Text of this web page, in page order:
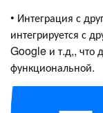
• Интеграция с
интегрируется с
Google и т.д,, что
функциональной.